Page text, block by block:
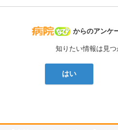
病院なび
からのアンケ
知りたい情報は見
はい